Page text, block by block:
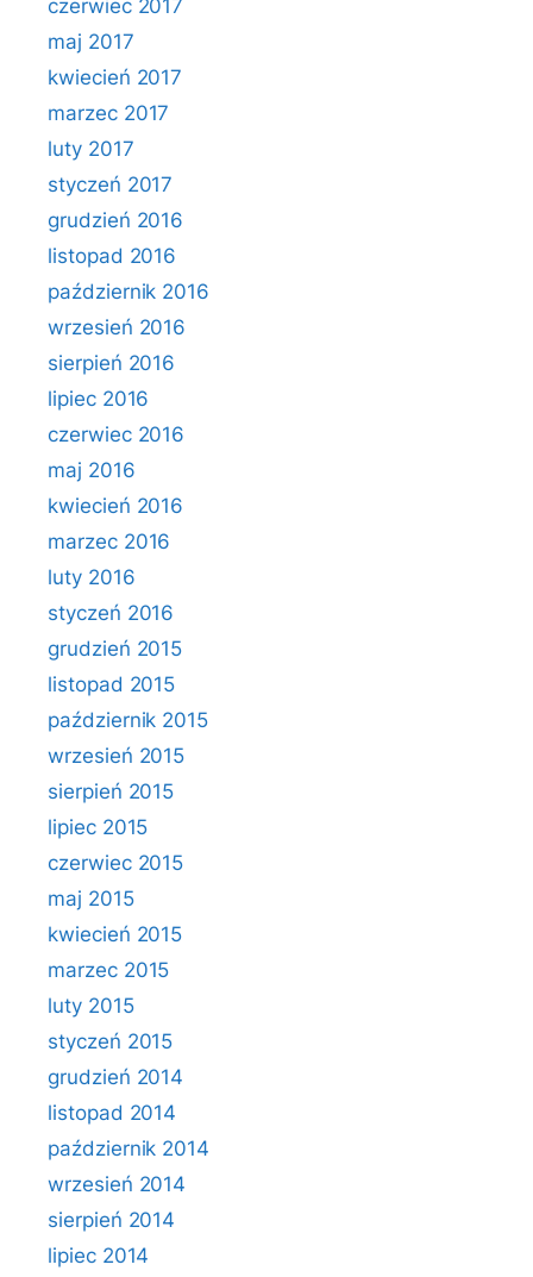
czerwiec 2017
maj 2017
kwiecień 2017
marzec 2017
luty 2017
styczeń 2017
grudzień 2016
listopad 2016
październik 2016
wrzesień 2016
sierpień 2016
lipiec 2016
czerwiec 2016
maj 2016
kwiecień 2016
marzec 2016
luty 2016
styczeń 2016
grudzień 2015
listopad 2015
październik 2015
wrzesień 2015
sierpień 2015
lipiec 2015
czerwiec 2015
maj 2015
kwiecień 2015
marzec 2015
luty 2015
styczeń 2015
grudzień 2014
listopad 2014
październik 2014
wrzesień 2014
sierpień 2014
lipiec 2014